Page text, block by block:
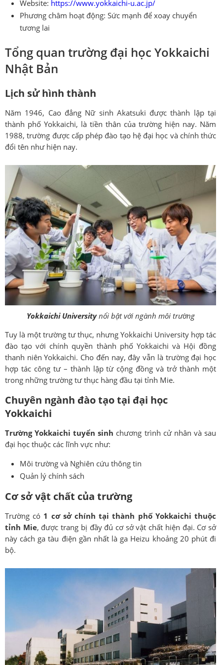
Website: https://www.yokkaichi-u.ac.jp/
Phương châm hoạt động: Sức mạnh để xoay chuyển
tương lai
Tổng quan trường đại học Yokkaichi
Nhật Bản
Lịch sử hình thành
Năm 1946, Cao đẳng Nữ sinh Akatsuki được thành lập tại
thành phố Yokkaichi, là tiền thân của trường hiện nay. Năm
1988, trường được cấp phép đào tạo hệ đại học và chính thức
đổi tên như hiện nay.
Yokkaichi Universitynổi bật với ngành môi trường
Tuy là một trường tư thục, nhưng Yokkaichi University hợp tác
đào tạo với chính quyền thành phố Yokkaichi và Hội đồng
thanh niên Yokkaichi. Cho đến nay, đây vẫn là trường đại học
hợp tác công tư – thành lập từ cộng đồng và trở thành một
trong những trường tư thục hàng đầu tại tỉnh Mie.
Chuyên ngành đào tạo tại đại học
Yokkaichi
Trường Yokkaichi tuyển sinh chương trình cử nhân và sau
đại học thuộc các lĩnh vực như:
Môi trường và Nghiên cứu thông tin
Quản lý chính sách
Cơ sở vật chất của trường
Trường có 1 cơ sở chính tại thành phố Yokkaichi thuộc
tỉnh Mie, được trang bị đầy đủ cơ sở vật chất hiện đại. Cơ sở
này cách ga tàu điện gần nhất là ga Heizu khoảng 20 phút đi
bộ.